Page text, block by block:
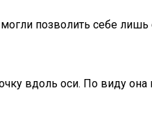
позволить себе
вдоль оси. По виду